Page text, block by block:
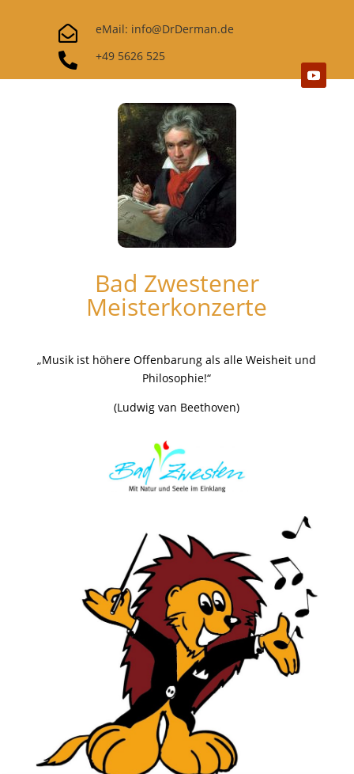
 eMail: info@DrDerman.de
 +49 5626 525
Bad Zwestener
Meisterkonzerte
„Musik ist höhere Offenbarung als alle Weisheit und
Philosophie!“
(Ludwig van Beethoven)